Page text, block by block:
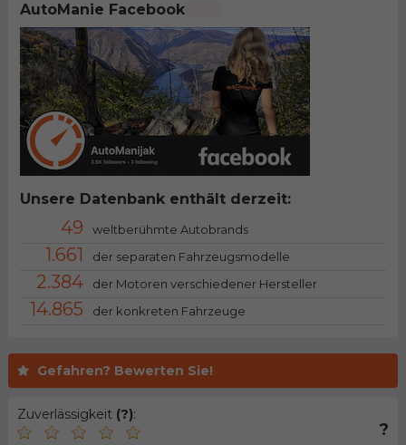
Gefahren? Bewerten Sie!
Zuverlässigkeit (?):
?
AutoManie Facebook
Unsere Datenbank enthält derzeit:
49 weltberühmte Autobrands
1.661 der separaten Fahrzeugsmodelle
2.384 der Motoren verschiedener Hersteller
14.865 der konkreten Fahrzeuge